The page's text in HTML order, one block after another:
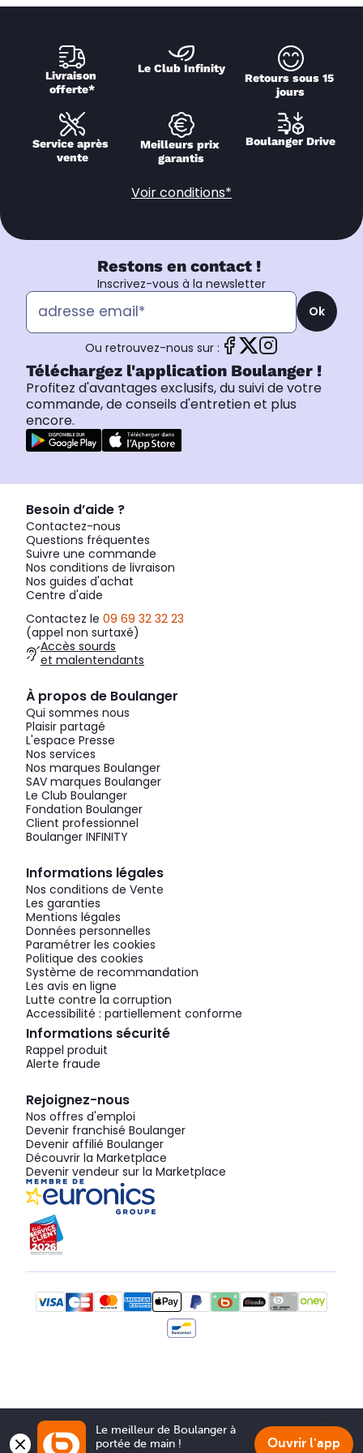
Livraison
offerte*
Le Club Infinity
Retours sous 15
jours
Service après
vente
Meilleurs prix
garantis
Boulanger Drive
Voir conditions*
Restons en contact !
Inscrivez-vous à la newsletter
Ok
Ou retrouvez-nous sur :
Téléchargez l'application Boulanger !
Profitez d'avantages exclusifs, du suivi de votre
commande, de conseils d'entretien et plus
encore.
Besoin d’aide ?
Contactez-nous
Questions fréquentes
Suivre une commande
Nos conditions de livraison
Nos guides d'achat
Centre d'aide
Contactez le 09 69 32 32 23
(appel non surtaxé)
Accès sourds
et malentendants
À propos de Boulanger
Qui sommes nous
Plaisir partagé
L'espace Presse
Nos services
Nos marques Boulanger
SAV marques Boulanger
Le Club Boulanger
Fondation Boulanger
Client professionnel
Boulanger INFINITY
Informations légales
Nos conditions de Vente
Les garanties
Mentions légales
Données personnelles
Paramétrer les cookies
Politique des cookies
Système de recommandation
Les avis en ligne
Lutte contre la corruption
Accessibilité : partiellement conforme
Informations sécurité
Rappel produit
Alerte fraude
Rejoignez-nous
Nos offres d'emploi
Devenir franchisé Boulanger
Devenir affilié Boulanger
Découvrir la Marketplace
Devenir vendeur sur la Marketplace
Le meilleur de Boulanger à
portée de main !
Ouvrir l'app